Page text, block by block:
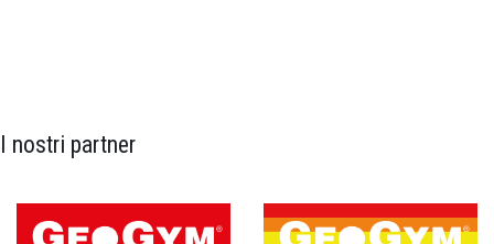
I nostri partner